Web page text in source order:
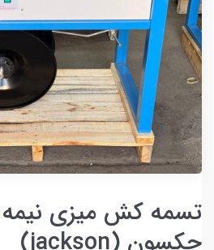
تسمه کش میزی نیمه